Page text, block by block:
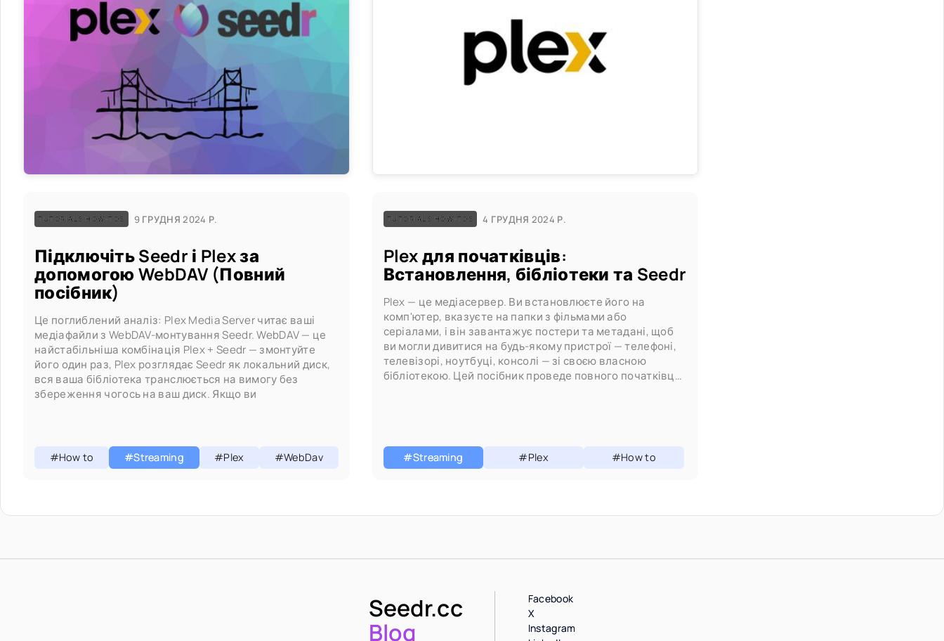
TUTORIALS HOW-TOS 9 ГРУДНЯ 2024 Р.
Підключіть Seedr і Plex за
допомогою WebDAV (Повний
посібник)
Це поглиблений аналіз: Plex Media Server читає ваші
медіафайли з WebDAV-монтування Seedr. WebDAV — це
найстабільніша комбінація Plex + Seedr — змонтуйте
його один раз, Plex розглядає Seedr як локальний диск,
вся ваша бібліотека транслюється на вимогу без
збереження чогось на ваш диск. Якщо ви
#How to #Streaming #Plex #WebDav
TUTORIALS HOW-TOS 4 ГРУДНЯ 2024 Р.
Plex для початківців:
Встановлення, бібліотеки та Seedr
Plex — це медіасервер. Ви встановлюєте його на
комп'ютер, вказуєте на папки з фільмами або
серіалами, і він завантажує постери та метадані, щоб
ви могли дивитися на будь-якому пристрої — телефоні,
телевізорі, ноутбуці, консолі — зі своєю власною
бібліотекою. Цей посібник проведе повного початківця
#Streaming #Plex #How to
Seedr.cc
Blog
Facebook
X
Instagram